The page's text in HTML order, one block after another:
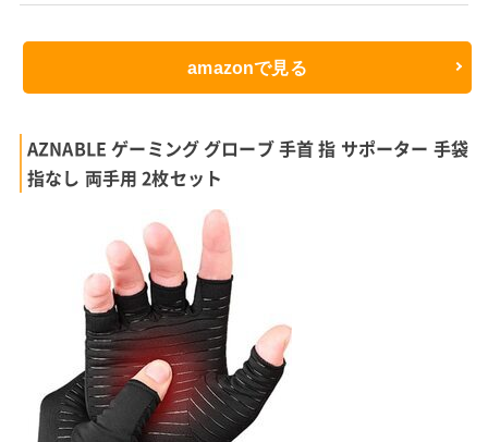
amazonで見る
AZNABLE ゲーミング グローブ 手首 指 サポーター 手袋
指なし 両手用 2枚セット